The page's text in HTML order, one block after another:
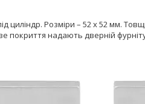
циліндр. Розміри – 52 х 52 мм.
покриття надають дверній